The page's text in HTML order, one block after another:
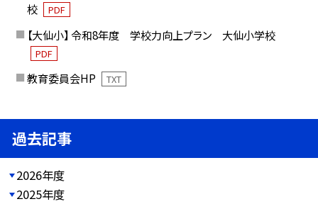
校
PDF
【大仙小】 令和8年度 学校力向上プラン 大仙小学校
PDF
教育委員会HP TXT
過去記事
2026年度
2025年度